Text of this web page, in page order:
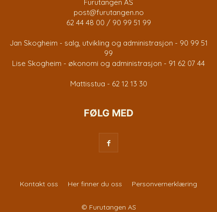
Furutangen AS
post@furutangen.no
62 44 48 00 / 90 99 51 99
Jan Skogheim - salg, utvikling og administrasjon - 90 99 51
99
Lise Skogheim - økonomi og administrasjon - 91 62 07 44
Mattisstua - 62 12 13 30
FØLG MED
Kontakt oss Her finner du oss Personvernerklæring
© Furutangen AS